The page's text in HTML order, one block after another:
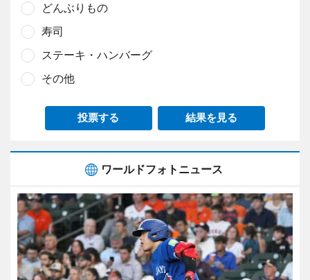
どんぶりもの
寿司
ステーキ・ハンバーグ
その他
投票する 結果を見る
ワールドフォトニュース